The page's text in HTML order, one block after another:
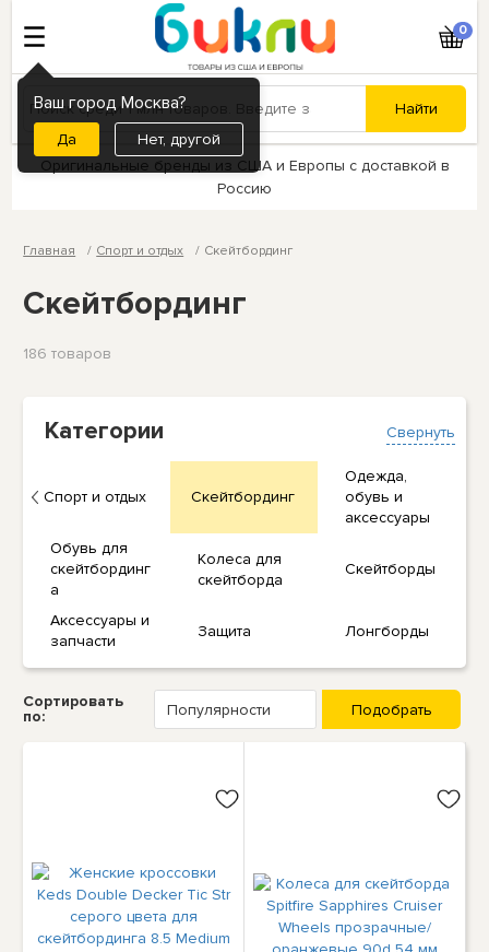
Ваш город Москва?
Нет, другой
0
Оригинальные бренды из США и Европы с доставкой в
Россию
Главная Спорт и отдых Скейтбординг
Скейтбординг
186 товаров
Свернуть
Категории
Спорт и отдых Скейтбординг
Одежда,
обувь и
аксессуары
Обувь для
скейтбординг
а
Колеса для
скейтборда
Скейтборды
Аксессуары и
запчасти
Защита Лонгборды
Сортировать
по: